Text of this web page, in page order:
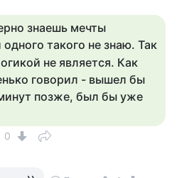
знаешь мечты
одного такого не знаю. Так
не является. Как
говорил - вышел бы
позже, был бы уже
0